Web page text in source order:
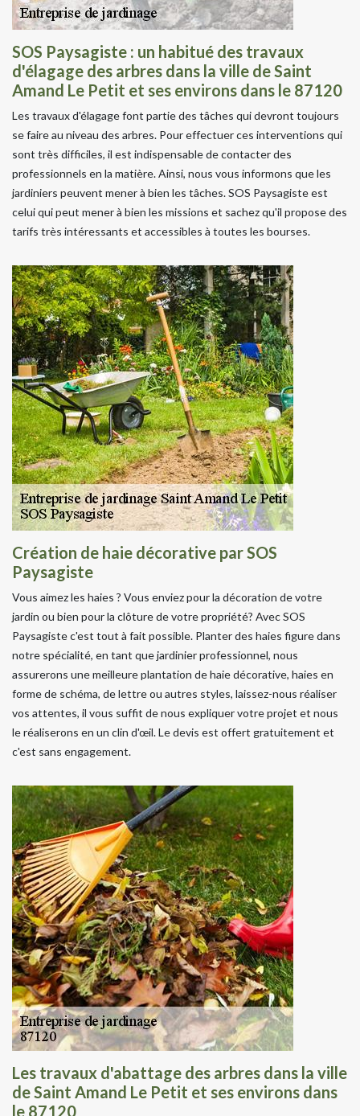
SOS Paysagiste : un habitué des travaux
d'élagage des arbres dans la ville de Saint
Amand Le Petit et ses environs dans le 87120
Les travaux d'élagage font partie des tâches qui devront toujours
se faire au niveau des arbres. Pour effectuer ces interventions qui
sont très difficiles, il est indispensable de contacter des
professionnels en la matière. Ainsi, nous vous informons que les
jardiniers peuvent mener à bien les tâches. SOS Paysagiste est
celui qui peut mener à bien les missions et sachez qu'il propose des
tarifs très intéressants et accessibles à toutes les bourses.
Création de haie décorative par SOS
Paysagiste
Vous aimez les haies ? Vous enviez pour la décoration de votre
jardin ou bien pour la clôture de votre propriété? Avec SOS
Paysagiste c'est tout à fait possible. Planter des haies figure dans
notre spécialité, en tant que jardinier professionnel, nous
assurerons une meilleure plantation de haie décorative, haies en
forme de schéma, de lettre ou autres styles, laissez-nous réaliser
vos attentes, il vous suffit de nous expliquer votre projet et nous
le réaliserons en un clin d'œil. Le devis est offert gratuitement et
c'est sans engagement.
Les travaux d'abattage des arbres dans la ville
de Saint Amand Le Petit et ses environs dans
le 87120